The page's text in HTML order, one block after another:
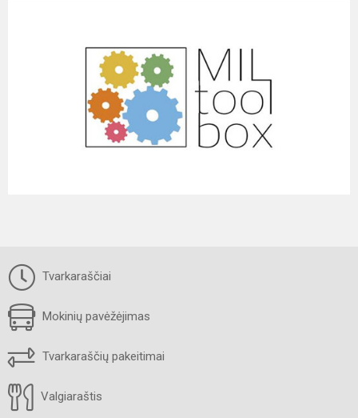
Tvarkaraščiai
Mokinių pavėžėjimas
Tvarkaraščių pakeitimai
Valgiaraštis